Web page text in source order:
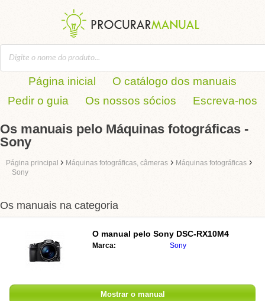
Página inicial
O catálogo dos manuais
Pedir o guia
Os nossos sócios Escreva-nos
Os manuais pelo Máquinas fotográficas -
Sony
Página principal › Máquinas fotográficas, câmeras › Máquinas fotográficas ›
Sony
Os manuais na categoria
O manual pelo Sony DSC-RX10M4
Marca: Sony
Mostrar o manual